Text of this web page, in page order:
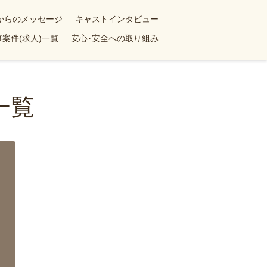
らのメッセージ
キャストインタビュー
案件(求人)一覧 安心･安全への取り組み
覧